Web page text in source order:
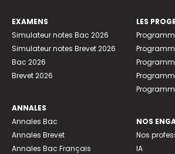
EXAMENS
Simulateur notes Bac 2026
Simulateur notes Brevet 2026
Bac 2026
Brevet 2026
ANNALES
Annales Bac
Annales Brevet
Annales Bac Français
LES
NOS
Nos
IA